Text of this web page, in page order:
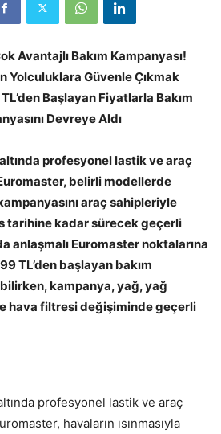
Avantajlı Bakım Kampanyası!
Yolculuklara Güvenle Çıkmak
Başlayan Fiyatlarla Bakım
Devreye Aldı
profesyonel lastik ve araç
belirli modellerde
araç sahipleriyle
tarihine kadar sürecek geçerli
anlaşmalı Euromaster noktalarına
TL’den başlayan bakım
kampanya, yağ, yağ
hava filtresi değişiminde geçerli
profesyonel lastik ve araç
havaların ısınmasıyla